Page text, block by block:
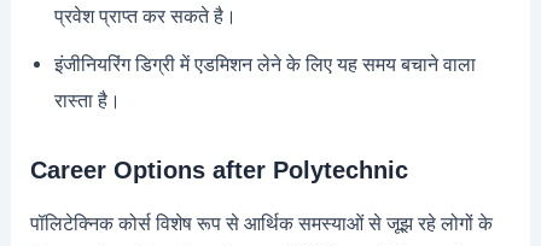
प्रवेश प्राप्त कर सकते है।
इंजीनियरिंग डिग्री में एडमिशन लेने के लिए यह समय बचाने वाला
रास्ता है।
Career Options after Polytechnic
पॉलिटेक्निक कोर्स विशेष रूप से आर्थिक समस्याओं से जूझ रहे लोगों के